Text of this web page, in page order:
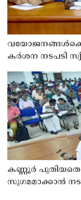
കർശന നടപടി
കണ്ണൂർ
സുഗമമാക്കാന്‍